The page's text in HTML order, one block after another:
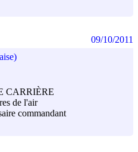
CARRIÈRE
de l'air
commandant
09/10/2011